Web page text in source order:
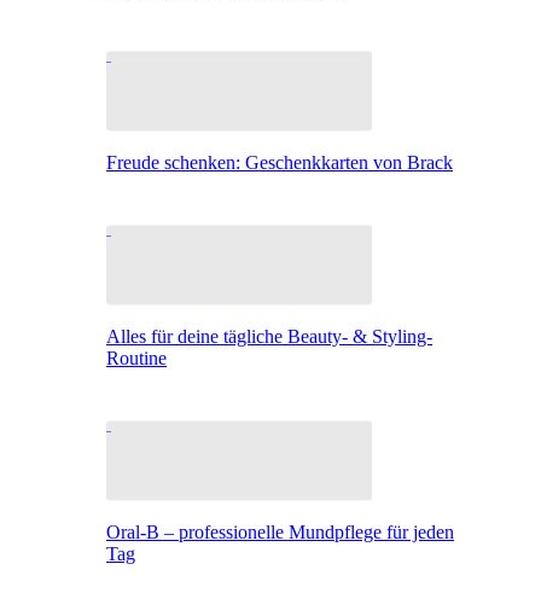
Freude schenken: Geschenkkarten von Brack
Alles für deine tägliche Beauty- & Styling-
Routine
Oral-B – professionelle Mundpflege für jeden
Tag